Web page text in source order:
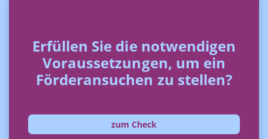
Erfüllen Sie die notwendigen
Voraussetzungen, um ein
Förderansuchen zu stellen?
zum Check